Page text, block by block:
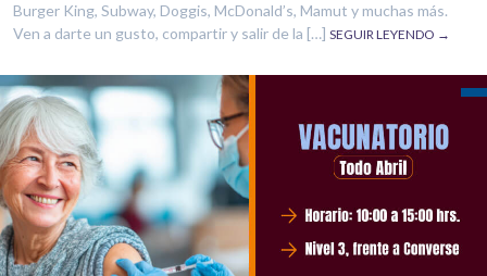
Burger King, Subway, Doggis, McDonald’s, Mamut y muchas más.
Ven a darte un gusto, compartir y salir de la […] SEGUIR LEYENDO →